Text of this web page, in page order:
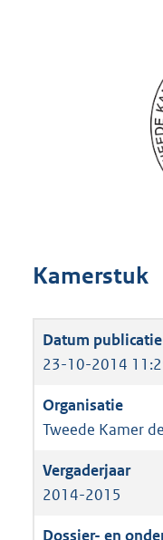
Kamerstuk
23-10-2014
Tweede Kamer
2014-2015